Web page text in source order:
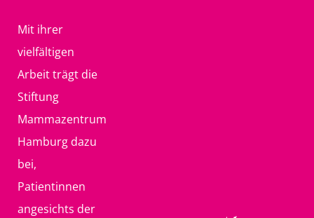
weitergegeben
Mehr
Informationen
entsperren
Erforderlichen
Service
und Inhalte
Mit ihrer
vielfältigen
Arbeit trägt die
Stiftung
Mammazentrum
Hamburg dazu
bei,
Patientinnen
angesichts der